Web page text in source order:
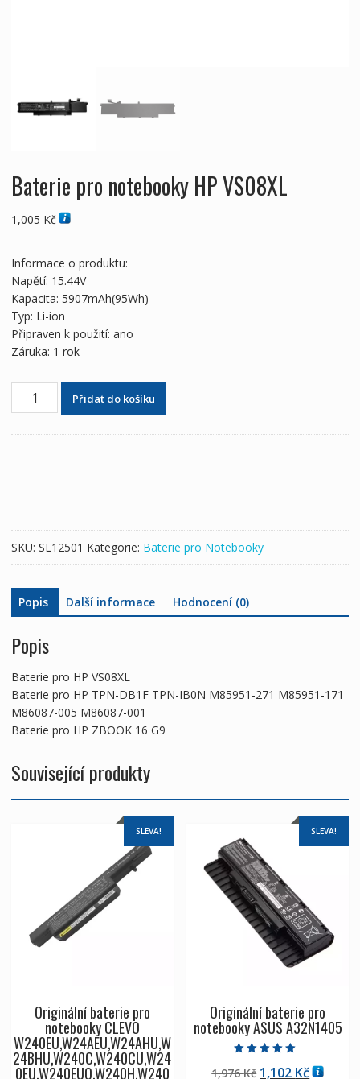
Baterie pro notebooky HP VS08XL
1,005 Kč
Informace o produktu:
Napětí: 15.44V
Kapacita: 5907mAh(95Wh)
Typ: Li-ion
Připraven k použití: ano
Záruka: 1 rok
Baterie
Přidat do košíku
SKU: SL12501 Kategorie: Baterie pro Notebooky
Popis Další informace Hodnocení (0)
Popis
Baterie pro HP VS08XL
Baterie pro HP TPN-DB1F TPN-IB0N M85951-271 M85951-171
M86087-005 M86087-001
Baterie pro HP ZBOOK 16 G9
Související produkty
SLEVA!
Originální baterie pro
notebooky CLEVO
W240EU,W24AEU,W24AHU,W
24BHU,W240C,W240CU,W24
0EU,W240EUQ,W240H,W240
SLEVA!
Originální baterie pro
notebooky ASUS A32N1405
5.00
1,976Kč Původní
1,102 Kč